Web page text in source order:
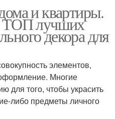
и квартиры.
ТОП лучших
декора для
элементов,
Многие
для того, чтобы украсить
либо предметы личного